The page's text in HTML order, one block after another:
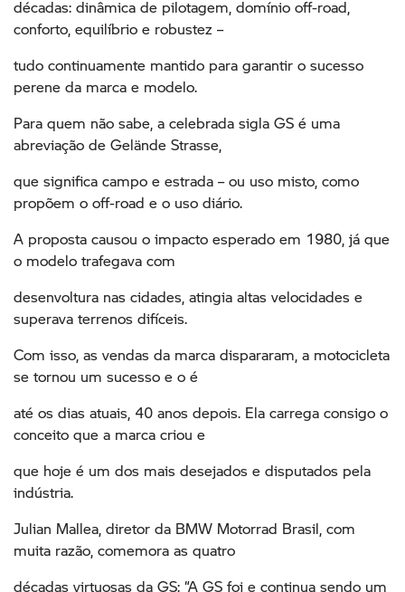
décadas: dinâmica de pilotagem, domínio off-road,
conforto, equilíbrio e robustez –
tudo continuamente mantido para garantir o sucesso
perene da marca e modelo.
Para quem não sabe, a celebrada sigla GS é uma
abreviação de Gelände Strasse,
que significa campo e estrada – ou uso misto, como
propõem o off-road e o uso diário.
A proposta causou o impacto esperado em 1980, já que
o modelo trafegava com
desenvoltura nas cidades, atingia altas velocidades e
superava terrenos difíceis.
Com isso, as vendas da marca dispararam, a motocicleta
se tornou um sucesso e o é
até os dias atuais, 40 anos depois. Ela carrega consigo o
conceito que a marca criou e
que hoje é um dos mais desejados e disputados pela
indústria.
Julian Mallea, diretor da BMW Motorrad Brasil, com
muita razão, comemora as quatro
décadas virtuosas da GS: “A GS foi e continua sendo um